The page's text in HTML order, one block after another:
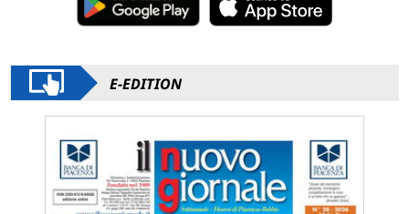
E-EDITION